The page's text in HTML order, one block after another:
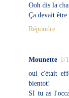
Ooh dis la
Ça devait
Répondre
Mounette 1/
oui c'était
bientot!
SI tu as